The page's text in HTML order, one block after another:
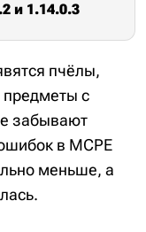
и 1.14.0.3
пчёлы,
предметы с
забывают
в MCPE
меньше, а